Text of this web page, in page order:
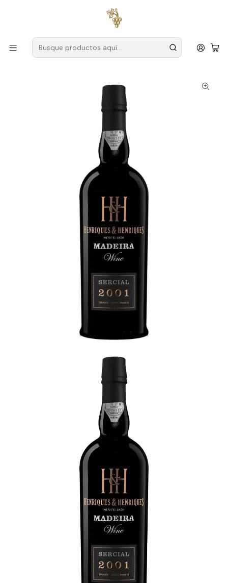
para pedidos superiores a
Productores Madera
Henriques y Henriques
Henriques & Henriques Sercial 2001 Madeira 75cl